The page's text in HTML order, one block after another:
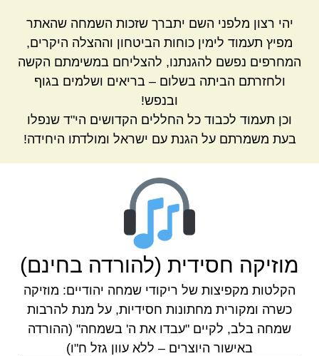
יהי רצון מלפני השם יתברך שזכות השמחה שהאתר
מפיץ תעמוד לימין כוחות הביטחון וההצלה היקרים,
המחרפים נפשם להגנתנו, להצליחם במשימתם הקשה
ולחזרתם הביתה בשלום – בריאים ושלמים בגוף
ובנפש!
וכן תעמוד לכבוד כל החללים הקדושים הי"ד שנפלו
בעת משמרתם על הגנת עם ישראל ומולדתו היחידה!
מוזיקה חסידית (להורדה בחינם)
הקלטות מקפיצות של ריקודי שמחה יהודיים: מוזיקה
כשרה ומקורית מחתונות חסידיות, על מנת להרבות
שמחה בלב, לקיים "עבדו את ה' בשמחה" (ההורדה
באישור היוצרים – ללא עוון גזל ח"ו)